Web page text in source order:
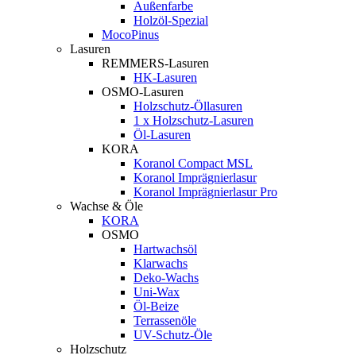
Außenfarbe
Holzöl-Spezial
MocoPinus
Lasuren
REMMERS-Lasuren
HK-Lasuren
OSMO-Lasuren
Holzschutz-Öllasuren
1 x Holzschutz-Lasuren
Öl-Lasuren
KORA
Koranol Compact MSL
Koranol Imprägnierlasur
Koranol Imprägnierlasur Pro
Wachse & Öle
KORA
OSMO
Hartwachsöl
Klarwachs
Deko-Wachs
Uni-Wax
Öl-Beize
Terrassenöle
UV-Schutz-Öle
Holzschutz